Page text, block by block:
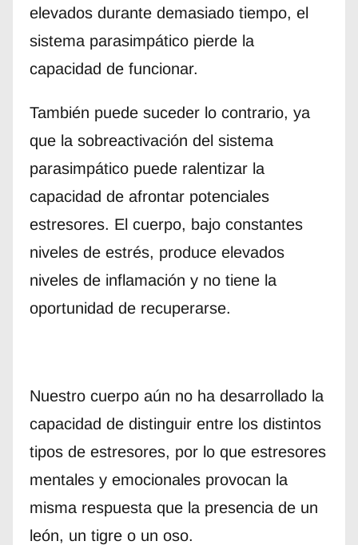
elevados durante demasiado tiempo, el
sistema parasimpático pierde la
capacidad de funcionar.
También puede suceder lo contrario, ya
que la sobreactivación del sistema
parasimpático puede ralentizar la
capacidad de afrontar potenciales
estresores. El cuerpo, bajo constantes
niveles de estrés, produce elevados
niveles de inflamación y no tiene la
oportunidad de recuperarse.
Nuestro cuerpo aún no ha desarrollado la
capacidad de distinguir entre los distintos
tipos de estresores, por lo que estresores
mentales y emocionales provocan la
misma respuesta que la presencia de un
león, un tigre o un oso.